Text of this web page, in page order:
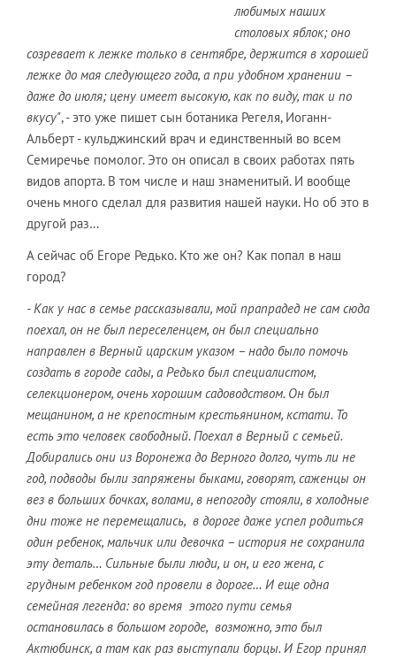
любимых наших
столовых яблок; оно
созревает к лежке только в сентябре, держится в хорошей
лежке до мая следующего года, а при удобном хранении –
даже до июля; цену имеет высокую, как по виду, так и по
вкусу", - это уже пишет сын ботаника Регеля, Иоганн-
Альберт - кульджинский врач и единственный во всем
Семиречье помолог. Это он описал в своих работах пять
видов апорта. В том числе и наш знаменитый. И вообще
очень много сделал для развития нашей науки. Но об это в
другой раз…
А сейчас об Егоре Редько. Кто же он? Как попал в наш
город?
- Как у нас в семье рассказывали, мой прапрадед не сам сюда
поехал, он не был переселенцем, он был специально
направлен в Верный царским указом – надо было помочь
создать в городе сады, а Редько был специалистом,
селекционером, очень хорошим садоводством. Он был
мещанином, а не крепостным крестьянином, кстати. То
есть это человек свободный. Поехал в Верный с семьей.
Добирались они из Воронежа до Верного долго, чуть ли не
год, подводы были запряжены быками, говорят, саженцы он
вез в больших бочках, волами, в непогоду стояли, в холодные
дни тоже не перемещались, в дороге даже успел родиться
один ребенок, мальчик или девочка – история не сохранила
эту деталь… Сильные были люди, и он, и его жена, с
грудным ребенком год провели в дороге… И еще одна
семейная легенда: во время этого пути семья
остановилась в большом городе, возможно, это был
Актюбинск, а там как раз выступали борцы. И Егор принял